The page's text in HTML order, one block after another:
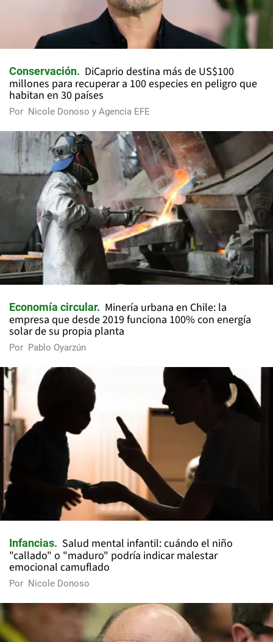
Conservación
DiCaprio destina más de US$100
millones para recuperar a 100 especies en peligro que
habitan en 30 países
Por Nicole Donoso y Agencia EFE
Economía circular
Minería urbana en Chile: la
empresa que desde 2019 funciona 100% con energía
solar de su propia planta
Por Pablo Oyarzún
Infancias
Salud mental infantil: cuándo el niño
"callado" o "maduro" podría indicar malestar
emocional camuflado
Por Nicole Donoso